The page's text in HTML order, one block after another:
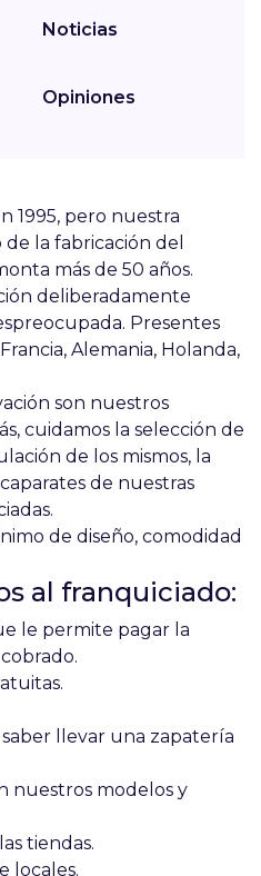
Noticias
Opiniones
1995, pero nuestra
la fabricación del
más de 50 años.
deliberadamente
Presentes
Alemania, Holanda,
son nuestros
cuidamos la selección de
de los mismos, la
de nuestras
de diseño, comodidad
al franquiciado:
le permite pagar la
llevar una zapatería
nuestros modelos y
tiendas.
locales.